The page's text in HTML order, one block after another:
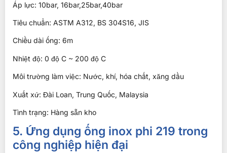
Áp lực: 10bar, 16bar,25bar,40bar
Tiêu chuẩn: ASTM A312, BS 304S16, JIS
Chiều dài ống: 6m
Nhiệt độ: 0 độ C ~ 200 độ C
Môi trường làm việc: Nước, khí, hóa chất, xăng dầu
Xuất xứ: Đài Loan, Trung Quốc, Malaysia
Tình trạng: Hàng sẵn kho
5. Ứng dụng ống inox phi 219 trong
công nghiệp hiện đại